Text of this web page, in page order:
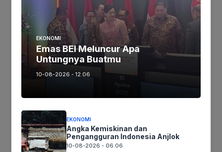
Tinggalkan komentar
Komentar
Nama
EKONOMI
Emas BEI Meluncur Apa
Untungnya Buatmu
10-08-2026 - 12.06
EKONOMI
Angka Kemiskinan dan
Pengangguran Indonesia Anjlok
10-08-2026 - 06.06